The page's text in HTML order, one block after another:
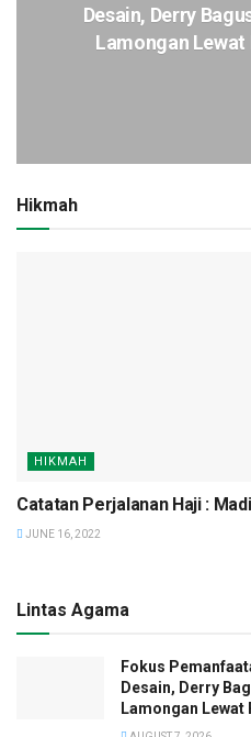
Desain, Derry
Lamongan
Hikmah
HIKMAH
Catatan Perjalanan Haji :
JUNE 16, 2022
Lintas Agama
Fokus
Desain, Derry
Lamongan